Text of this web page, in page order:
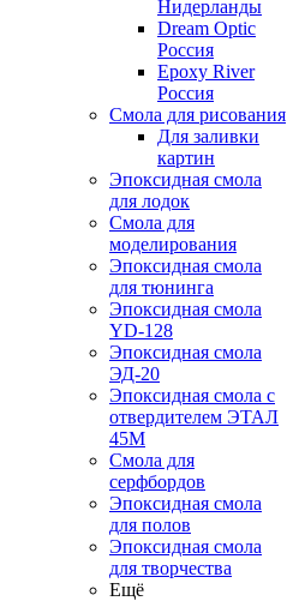
Нидерланды
Dream Optic
Россия
Epoxy River
Россия
Смола для рисования
Для заливки
картин
Эпоксидная смола
для лодок
Смола для
моделирования
Эпоксидная смола
для тюнинга
Эпоксидная смола
YD-128
Эпоксидная смола
ЭД-20
Эпоксидная смола с
отвердителем ЭТАЛ
45М
Смола для
серфбордов
Эпоксидная смола
для полов
Эпоксидная смола
для творчества
Ещё